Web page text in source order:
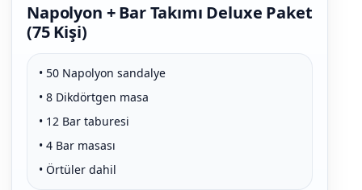
Napolyon + Bar Takımı Deluxe Paket
(75 Kişi)
• 50 Napolyon sandalye
• 8 Dikdörtgen masa
• 12 Bar taburesi
• 4 Bar masası
• Örtüler dahil